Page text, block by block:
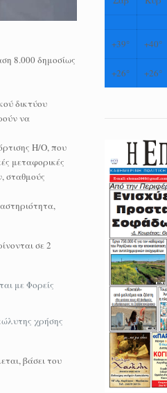
8.000 δημοσίως
δικτύου
να
Η/Ο, που
μεταφορικές
σταθμούς
σε 2
με Φορείς
χρήσης
βάσει του
+39° +40°
+26° +26°